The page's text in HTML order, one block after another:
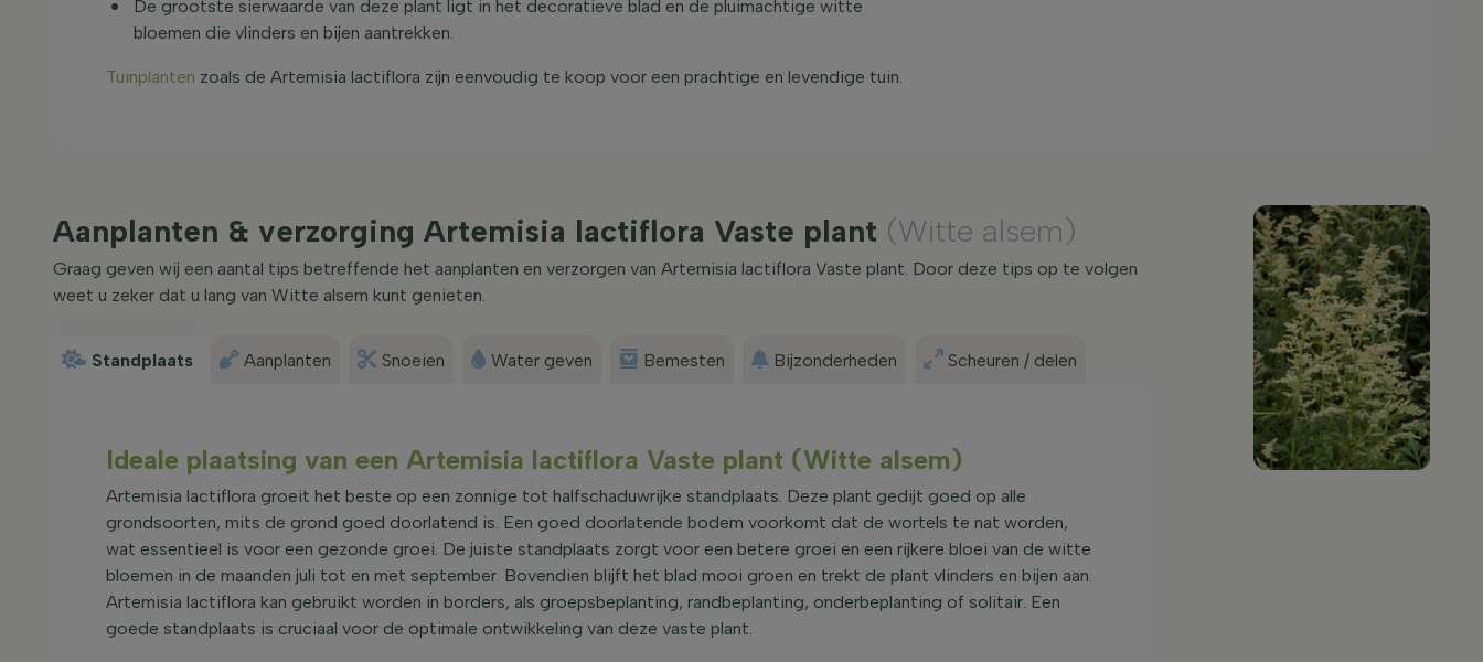
De grootste sierwaarde van deze plant ligt in het decoratieve blad en de pluimachtige witte
bloemen die vlinders en bijen aantrekken.
Tuinplanten zoals de Artemisia lactiflora zijn eenvoudig te koop voor een prachtige en levendige tuin.
Aanplanten & verzorging Artemisia lactiflora Vaste plant (Witte alsem)
Graag geven wij een aantal tips betreffende het aanplanten en verzorgen van Artemisia lactiflora Vaste plant. Door deze tips op te volgen
weet u zeker dat u lang van Witte alsem kunt genieten.
Standplaats Aanplanten Snoeien Water geven Bemesten Bijzonderheden Scheuren / delen
Ideale plaatsing van een Artemisia lactiflora Vaste plant (Witte alsem)
Artemisia lactiflora groeit het beste op een zonnige tot halfschaduwrijke standplaats. Deze plant gedijt goed op alle
grondsoorten, mits de grond goed doorlatend is. Een goed doorlatende bodem voorkomt dat de wortels te nat worden,
wat essentieel is voor een gezonde groei. De juiste standplaats zorgt voor een betere groei en een rijkere bloei van de witte
bloemen in de maanden juli tot en met september. Bovendien blijft het blad mooi groen en trekt de plant vlinders en bijen aan.
Artemisia lactiflora kan gebruikt worden in borders, als groepsbeplanting, randbeplanting, onderbeplanting of solitair. Een
goede standplaats is cruciaal voor de optimale ontwikkeling van deze vaste plant.